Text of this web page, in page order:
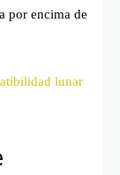
por encima de
lunar